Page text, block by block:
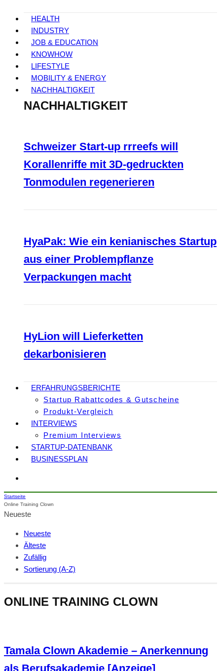
HEALTH
INDUSTRY
JOB & EDUCATION
KNOWHOW
LIFESTYLE
MOBILITY & ENERGY
NACHHALTIGKEIT
NACHHALTIGKEIT
Schweizer Start-up rrreefs will
Korallenriffe mit 3D-gedruckten
Tonmodulen regenerieren
HyaPak: Wie ein kenianisches Startup
aus einer Problempflanze
Verpackungen macht
HyLion will Lieferketten
dekarbonisieren
ERFAHRUNGSBERICHTE
Startup Rabattcodes & Gutscheine
Produkt-Vergleich
INTERVIEWS
Premium Interviews
STARTUP-DATENBANK
BUSINESSPLAN
Startseite
Online Training Clown
Neueste
Neueste
Älteste
Zufällig
Sortierung (A-Z)
ONLINE TRAINING CLOWN
Tamala Clown Akademie – Anerkennung
als Berufsakademie [Anzeige]